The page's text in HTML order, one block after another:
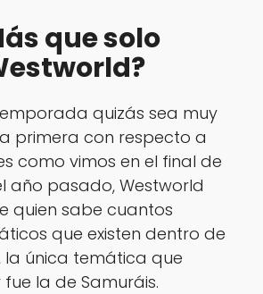
que solo
quizás sea muy
primera con respecto a
como vimos en el final de
año pasado, Westworld
quien sabe cuantos
que existen dentro de
única temática que
la de Samuráis.